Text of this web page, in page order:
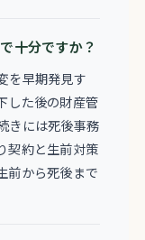
十分ですか？
を早期発見す
した後の財産管
きには死後事務
契約と生前対策
前から死後まで